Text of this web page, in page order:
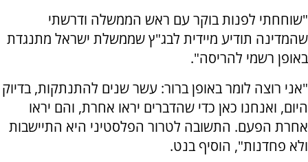
"שוחחתי לפנות בוקר עם ראש הממשלה ודרשתי
שהמדינה תודיע מיידית לבג"ץ שממשלת ישראל מתנגדת
באופן רשמי להריסה".
"אני רוצה לומר באופן ברור: עשר שנים להתנתקות, בדיוק
היום, ואנחנו כאן כדי שהדברים יראו אחרת, והם יראו
אחרת הפעם. התשובה לטרור הפלסטיני היא התיישבות
ולא פחדנות", הוסיף בנט.